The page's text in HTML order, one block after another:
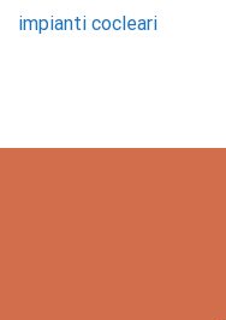
impianti cocleari